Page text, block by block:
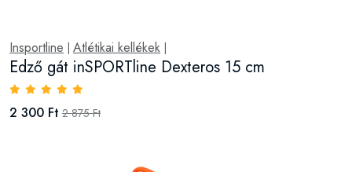
Insportline Atlétikai kellékek
Edző gát inSPORTline Dexteros 15 cm
2 300 Ft 2 875 Ft